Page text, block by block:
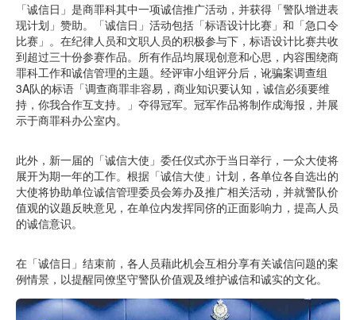
「诚信日」是商罪科其中一项诚信推广活动，并获得「警队增进表
现计划」赞助。「诚信日」活动包括「标语设计比赛」和「急口令
比赛」。在纪律人员和文职人员的积极参与下，标语设计比赛共收
到超过三十份参赛作品。所有作品均展现创意和心思，内容围绕商
罪科工作和诚信管理的主题。经评审小组评分后，讹骗案调查组
3A队的标语「调查商罪非容易，商业知识要认知，诚信必须要维
持，你我合作互支持。」夺得冠军。冠军作品将制作成海报，并展
示于商罪科办公室内。
此外，新一届的「诚信大使」委任仪式亦于当日举行，一众大使将
展开为期一年的工作。根据「诚信大使」计划，各单位各自选出的
大使将协助单位诚信管理委员会筹办及推广相关活动，并就警队价
值观的议题反映意见，在单位内发挥同侪的正面影响力，提高人员
的诚信意识。
在「诚信日」结束前，各人员藉此机会互相分享有关诚信问题的案
例情景，以提醒同僚坚守警队价值观及维护诚信和诚实的文化。